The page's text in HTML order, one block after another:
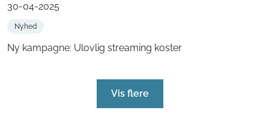
30-04-2025
Nyhed
Ny kampagne: Ulovlig streaming koster
Vis flere